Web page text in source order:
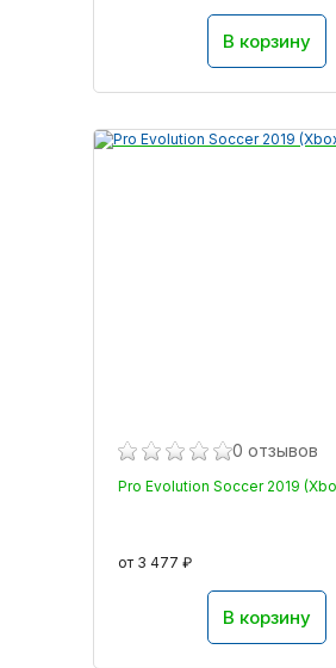
В корзину
0 отзывов
Pro Evolution Soccer 2019
от 3 477 ₽
В корзину